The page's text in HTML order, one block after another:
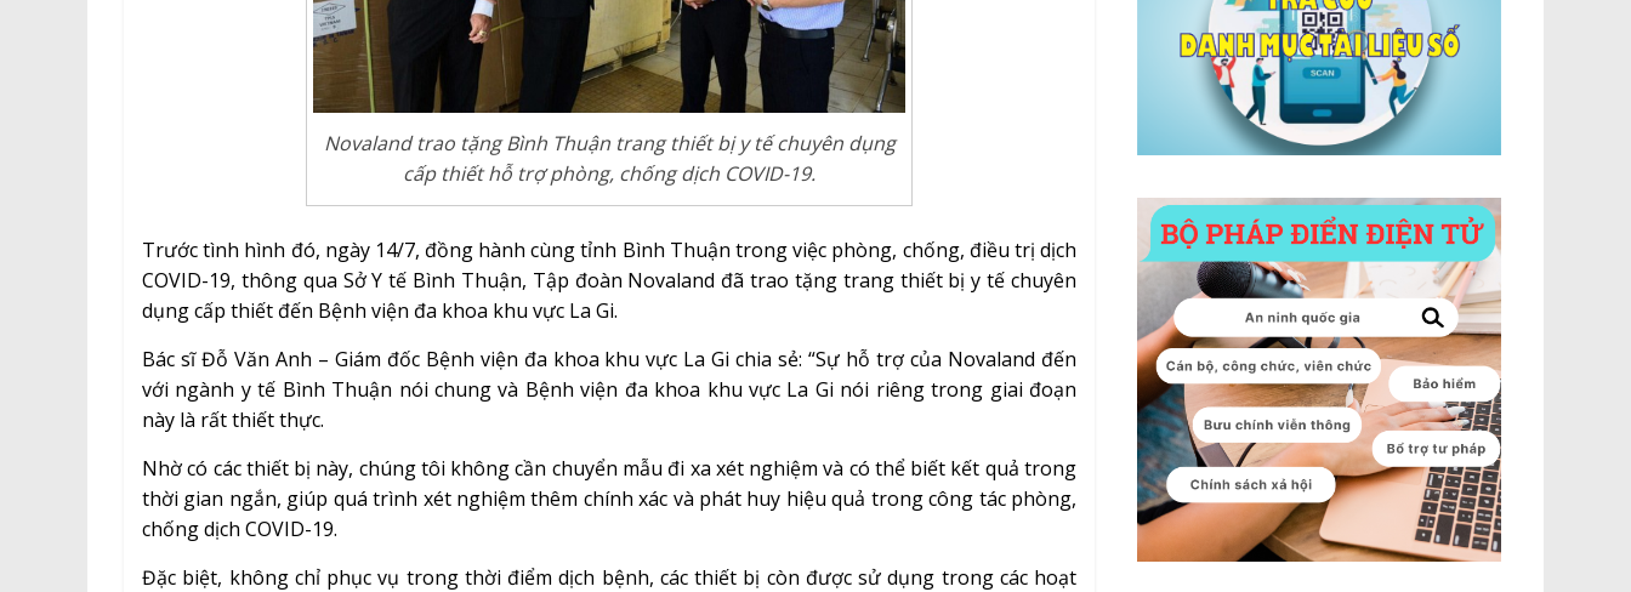
Novaland trao tặng Bình Thuận trang thiết bị y tế chuyên dụng
cấp thiết hỗ trợ phòng, chống dịch COVID-19.
Trước tình hình đó, ngày 14/7, đồng hành cùng tỉnh Bình Thuận trong việc phòng, chống, điều trị dịch
COVID-19, thông qua Sở Y tế Bình Thuận, Tập đoàn Novaland đã trao tặng trang thiết bị y tế chuyên
dụng cấp thiết đến Bệnh viện đa khoa khu vực La Gi.
Bác sĩ Đỗ Văn Anh – Giám đốc Bệnh viện đa khoa khu vực La Gi chia sẻ: “Sự hỗ trợ của Novaland đến
với ngành y tế Bình Thuận nói chung và Bệnh viện đa khoa khu vực La Gi nói riêng trong giai đoạn
này là rất thiết thực.
Nhờ có các thiết bị này, chúng tôi không cần chuyển mẫu đi xa xét nghiệm và có thể biết kết quả trong
thời gian ngắn, giúp quá trình xét nghiệm thêm chính xác và phát huy hiệu quả trong công tác phòng,
chống dịch COVID-19.
Đặc biệt, không chỉ phục vụ trong thời điểm dịch bệnh, các thiết bị còn được sử dụng trong các hoạt